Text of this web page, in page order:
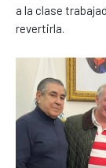
a la clase
revertirla.